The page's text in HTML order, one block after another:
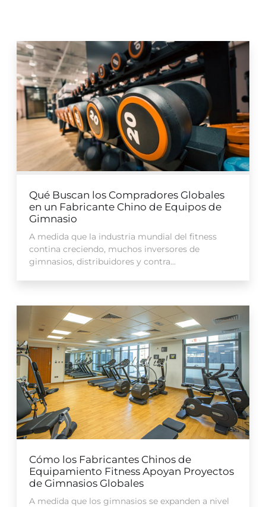
Qué Buscan los Compradores Globales
en un Fabricante Chino de Equipos de
Gimnasio
A medida que la industria mundial del fitness
contina creciendo, muchos inversores de
gimnasios, distribuidores y contra...
Cómo los Fabricantes Chinos de
Equipamiento Fitness Apoyan Proyectos
de Gimnasios Globales
A medida que los gimnasios se expanden a nivel